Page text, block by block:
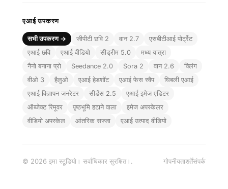
एआई उपकरण
सभी उपकरण → जीपीटी छवि 2 वान 2.7
एसबीटीआई पोर्ट्रेट
एआई छवि
एआई वीडियो सीड्रीम 5.0
मध्य यात्रा
नैनो बनाना प्रो
Seedance 2.0 Sora 2 वान 2.6
क्लिंग
वीओ 3
हैलुओ एआई हेडशॉट एआई फेस स्वैप
घिबली एआई
एआई विज्ञापन जनरेटर
सीडेंस 2.5
एआई इमेज एडिटर
ऑब्जेक्ट रिमूवर
पृष्ठभूमि हटाने वाला
इमेज अपस्केलर
वीडियो अपस्केल
आंतरिक सज्जा एआई उत्पाद वीडियो
© 2026 इमा स्टूडियो। सर्वाधिकार सुरक्षित।. गोपनीयताशर्तेंसंपर्क